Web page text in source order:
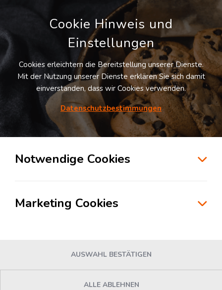
Möchten Sie diesen Suchauftrag
speichern und automatisch über neue
Standorte informiert werden?
der Branche Konsumgüterindustrie in
Cookie Hinweis und
Einstellungen
Cookies erleichtern die Bereitstellung unserer Dienste.
Mit der Nutzung unserer Dienste erklären Sie sich damit
einverstanden, dass wir Cookies verwenden.
Datenschutzbestimmungen
Notwendige Cookies
Marketing Cookies
AUSWAHL BESTÄTIGEN
ALLE ABLEHNEN